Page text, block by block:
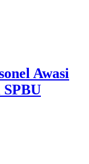
Awasi